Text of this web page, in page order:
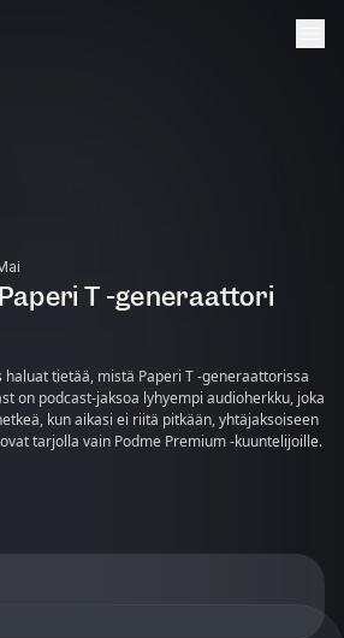
T -generaattori
haluat tietää, mistä Paperi T -generaattorissa
kun aikasi ei riitä pitkään, yhtäjaksoiseen
tarjolla vain Podme Premium -kuuntelijoille.